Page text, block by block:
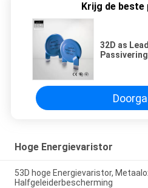
Krijg de beste
32D as
Hoge Energievaristor
53D hoge Energievaristor,
Halfgeleiderbescherming